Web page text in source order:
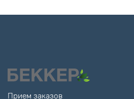
Прием заказов